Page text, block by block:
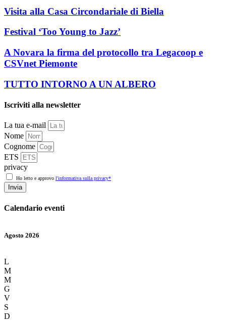
Visita alla Casa Circondariale di Biella
Festival ‘Too Young to Jazz’
A Novara la firma del protocollo tra Legacoop e
CSVnet Piemonte
TUTTO INTORNO A UN ALBERO
Iscriviti alla newsletter
La tua e-mail
Nome
Cognome
ETS
privacy
Ho letto e approvo l'informativa sulla privacy*
Invia
Calendario eventi
Agosto 2026
L
M
M
G
V
S
D